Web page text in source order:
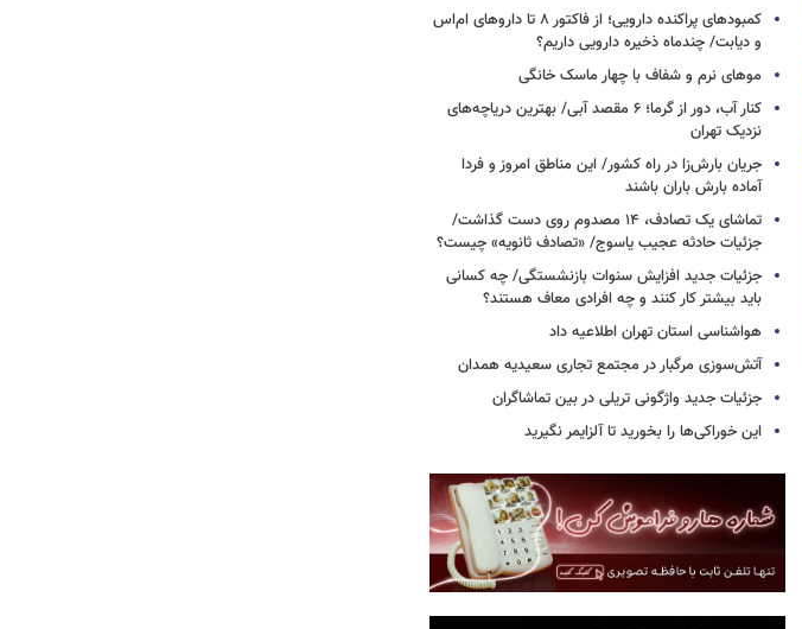
کمبودهای پراکنده دارویی؛ از فاکتور ۸ تا داروهای ام‌اس
و دیابت/ چندماه ذخیره دارویی داریم؟
موهای نرم و شفاف با چهار ماسک خانگی
کنار آب، دور از گرما؛ ۶ مقصد آبی/ بهترین دریاچه‌های
نزدیک تهران
جریان بارش‌زا در راه کشور/ این مناطق امروز و فردا
آماده بارش باران باشند
تماشای یک تصادف، ۱۴ مصدوم روی دست گذاشت/
جزئیات حادثه عجیب یاسوج/ «تصادف ثانویه» چیست؟
جزئیات جدید افزایش سنوات بازنشستگی/ چه کسانی
باید بیشتر کار کنند و چه افرادی معاف هستند؟
هواشناسی استان تهران اطلاعیه داد
آتش‌سوزی مرگبار در مجتمع تجاری سعیدیه همدان
جزئیات جدید واژگونی تریلی در بین تماشاگران
این خوراکی‌ها را بخورید تا آلزایمر نگیرید